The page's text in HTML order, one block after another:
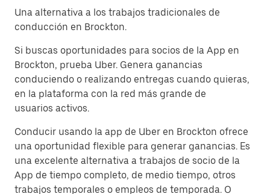
Una alternativa a los trabajos tradicionales de
conducción en Brockton.
Si buscas oportunidades para socios de la App en
Brockton, prueba Uber. Genera ganancias
conduciendo o realizando entregas cuando quieras,
en la plataforma con la red más grande de
usuarios activos.
Conducir usando la app de Uber en Brockton ofrece
una oportunidad flexible para generar ganancias. Es
una excelente alternativa a trabajos de socio de la
App de tiempo completo, de medio tiempo, otros
trabajos temporales o empleos de temporada. O